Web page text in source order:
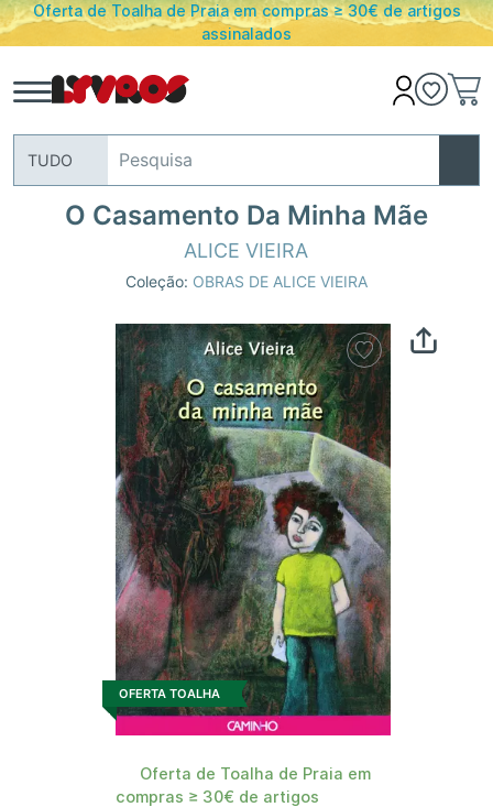
Oferta de Toalha de Praia em compras ≥ 30€ de artigos
assinalados
TUDO
O Casamento Da Minha Mãe
ALICE VIEIRA
Coleção: OBRAS DE ALICE VIEIRA
OFERTA TOALHA
Oferta de Toalha de Praia em
compras ≥ 30€ de artigos